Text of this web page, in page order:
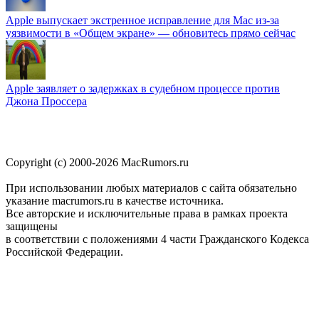
Apple выпускает экстренное исправление для Mac из-за
уязвимости в «Общем экране» — обновитесь прямо сейчас
Apple заявляет о задержках в судебном процессе против
Джона Проссера
Copyright (c) 2000-2026 MacRumors.ru
При использовании любых материалов с сайта обязательно
указание macrumors.ru в качестве источника.
Все авторские и исключительные права в рамках проекта
защищены
в соответствии с положениями 4 части Гражданского Кодекса
Российской Федерации.